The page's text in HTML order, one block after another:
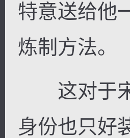
特意送给他
炼制方法。
这对于宋
身份也只好